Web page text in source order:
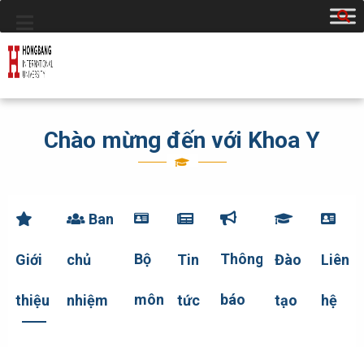
Chào mừng đến với Khoa Y
Giới
thiệu
Ban
chủ
nhiệm
Bộ
môn
Tin
tức
Thông
báo
Đào
tạo
Liên
hệ